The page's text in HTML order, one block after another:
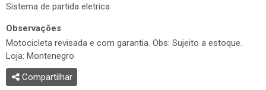
Sistema de partida eletrica
Observações
Motocicleta revisada e com garantia. Obs: Sujeito a estoque.
Loja: Montenegro
Compartilhar